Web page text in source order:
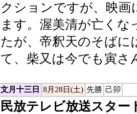
クションですが、映
ます。渥美清が亡く
たが、帝釈天のそばに
て、柴又は今でも寅
文月十三日 8月28日(土) 先勝 己卯
民放テレビ放送スター